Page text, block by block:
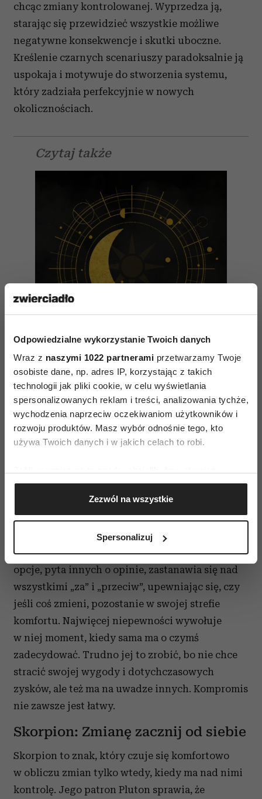
Odpowiedzialne wykorzystanie Twoich danych
Wraz z naszymi 1022 partnerami przetwarzamy Twoje
osobiste dane, np. adres IP, korzystając z takich
technologii jak pliki cookie, w celu wyświetlania
spersonalizowanych reklam i treści, analizowania tychże,
wychodzenia naprzeciw oczekiwaniom użytkowników i
rozwoju produktów. Masz wybór odnośnie tego, kto
używa Twoich danych i w jakich celach to robi.
Gromadzić dane dotyczące Twojej lokalizacji
geograficznej z dokładnością nawet do kilku metrów
Identyfikować Twoje urządzenie, aktywnie
(fingerprinting, czyli wirtualny odcisk palca)
dane są przetwarzane oraz ustaw własne preferencje w
sekcji szczegółów. W Deklaracji plików cookie możesz
zmienić lub wycofać swoją zgodę w dowolnej chwili.
Wykorzystujemy pliki cookie do spersonalizowania treści
i reklam, aby oferować funkcje społecznościowe i
analizować ruch w naszej witrynie. Informacje o tym, jak
korzystasz z naszej witryny, udostępniamy partnerom
społecznościowym, reklamowym i analitycznym.
Partnerzy mogą połączyć te informacje z innymi danymi
otrzymanymi od Ciebie lub uzyskanymi podczas
korzystania z ich usług.
Zezwól na wszystkie
Spersonalizuj
chcąc zmiany kontrolowanej. Wyprzedza ją,
starając się przewidzieć wszystkie możliwe
negatywne konsekwencje i skutki uboczne.
Kreślenie czarnych scenariuszy paradoksalnie ją
uspokaja i motywuje do stworzenia systemu,
który zadziała perfekcyjnie w nowych
okolicznościach.
Czytaj także
Horoskop na 2024. Sprawdź, co
czeka nas w nadchodzącym
roku
Waga: Mieć ciastko i zjeść ciastko
zmian. Odznacza się wrodzonym poczuciem
równowagi i harmonii, doskonale zdając sobie
sprawę, że zmiany są wpisane w życie. Akceptuje
to, więc wita je z elegancją i opanowaniem, ale
również z pewnym niezdecydowaniem. Rozważa
opcje, pyta innych o opinie, zastanawia się nad
wszystkimi „za” i „przeciw”, upewniając się, czy
jeśli coś zmieni, pozostanie w swojej strefie
komfortu. Najwięcej niepewności wywołuje
w niej moment, kiedy sama ma o czymś
zadecydować. Trudno jej to zrobić, bo nie chce
stracić swojej wygody i dotychczasowych
zysków, ale też ma na uwadze innych. Kompromis
nie zawsze jest łatwy.
Skorpion: Zmianę zacznij od siebie
Skorpion to znak, który czuje się komfortowo
w obliczu zmian tylko wtedy, kiedy ma nad nimi
kontrolę. Jego patron Pluton sprawia, że